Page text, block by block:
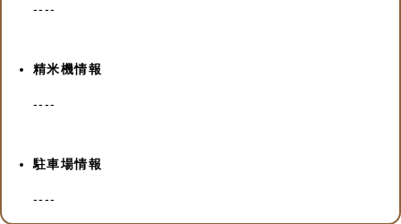
----
精米機情報
----
駐車場情報
----